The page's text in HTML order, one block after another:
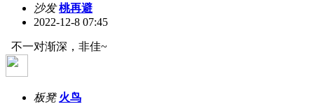
沙发 桃再避
2022-12-8 07:45
不一对渐深，非佳~
板凳 火鸟